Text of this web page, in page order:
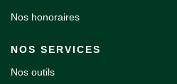
Nos honoraires
NOS SERVICES
Nos outils